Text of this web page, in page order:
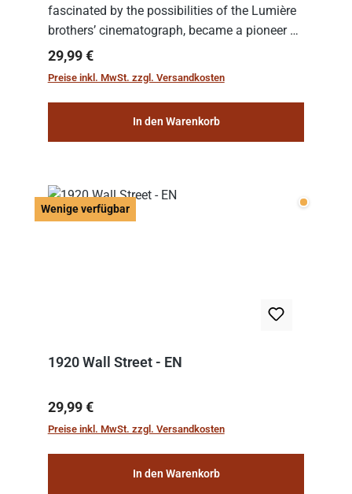
fascinated by the possibilities of the Lumière
brothers’ cinematograph, became a pioneer of
cinema. In 1902, he filmed his most famous
work: “Le Voyage dans la Lune” (“A Trip to...
Regulärer Preis:
29,99 €
Preise inkl. MwSt. zzgl. Versandkosten
In den Warenkorb
Wenige verfügbar Wenige
1920 Wall Street - EN
Regulärer Preis:
29,99 €
Preise inkl. MwSt. zzgl. Versandkosten
In den Warenkorb